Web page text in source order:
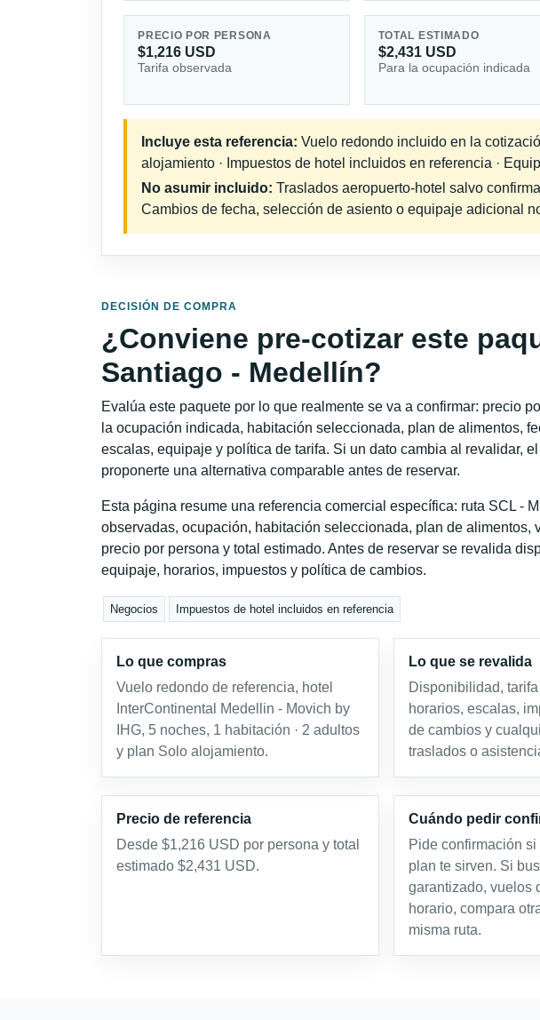
PRECIO POR PERSONA
$1,216 USD
Tarifa observada
TOTAL ESTIMADO
$2,431 USD
Para la ocupación indicada
Incluye esta referencia: Vuelo redondo incluido en la
alojamiento · Impuestos de hotel incluidos en referencia ·
No asumir incluido: Traslados aeropuerto-hotel salvo
Cambios de fecha, selección de asiento o equipaje adicional
DECISIÓN DE COMPRA
¿Conviene pre-cotizar este
Santiago - Medellín?
Evalúa este paquete por lo que realmente se va a confirmar: precio
la ocupación indicada, habitación seleccionada, plan de alimentos,
escalas, equipaje y política de tarifa. Si un dato cambia al revalidar,
proponerte una alternativa comparable antes de reservar.
Esta página resume una referencia comercial específica: ruta SCL -
observadas, ocupación, habitación seleccionada, plan de alimentos,
precio por persona y total estimado. Antes de reservar se revalida
equipaje, horarios, impuestos y política de cambios.
Negocios Impuestos de hotel incluidos en referencia
Lo que compras
Vuelo redondo de referencia, hotel
InterContinental Medellin - Movich by
IHG, 5 noches, 1 habitación · 2 adultos
y plan Solo alojamiento.
Lo que se revalida
Disponibilidad,
horarios, escalas,
de cambios y
traslados o
Precio de referencia
Desde $1,216 USD por persona y total
estimado $2,431 USD.
Cuándo pedir
Pide confirmación
plan te sirven. Si
garantizado, vuelos
horario, compara
misma ruta.